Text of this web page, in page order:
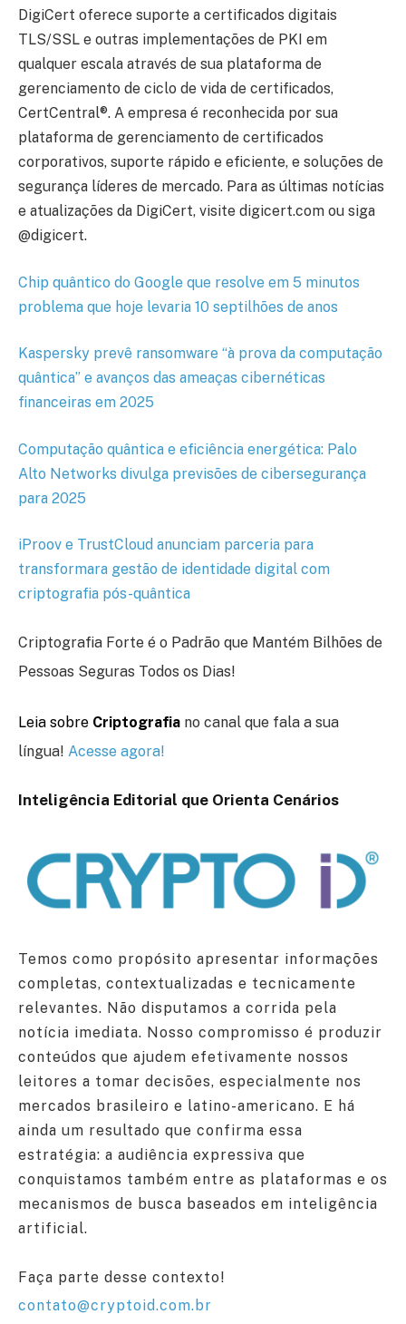
DigiCert oferece suporte a certificados digitais
TLS/SSL e outras implementações de PKI em
qualquer escala através de sua plataforma de
gerenciamento de ciclo de vida de certificados,
CertCentral®. A empresa é reconhecida por sua
plataforma de gerenciamento de certificados
corporativos, suporte rápido e eficiente, e soluções de
segurança líderes de mercado. Para as últimas notícias
e atualizações da DigiCert, visite digicert.com ou siga
@digicert.
Chip quântico do Google que resolve em 5 minutos
problema que hoje levaria 10 septilhões de anos
Kaspersky prevê ransomware “à prova da computação
quântica” e avanços das ameaças cibernéticas
financeiras em 2025
Computação quântica e eficiência energética: Palo
Alto Networks divulga previsões de cibersegurança
para 2025
iProov e TrustCloud anunciam parceria para
transformara gestão de identidade digital com
criptografia pós-quântica
Criptografia Forte é o Padrão que Mantém Bilhões de
Pessoas Seguras Todos os Dias!
Leia sobre Criptografia no canal que fala a sua
língua! Acesse agora!
Inteligência Editorial que Orienta Cenários
Temos como propósito apresentar informações
completas, contextualizadas e tecnicamente
relevantes. Não disputamos a corrida pela
notícia imediata. Nosso compromisso é produzir
conteúdos que ajudem efetivamente nossos
leitores a tomar decisões, especialmente nos
mercados brasileiro e latino-americano. E há
ainda um resultado que confirma essa
estratégia: a audiência expressiva que
conquistamos também entre as plataformas e os
mecanismos de busca baseados em inteligência
artificial.
Faça parte desse contexto!
contato@cryptoid.com.br